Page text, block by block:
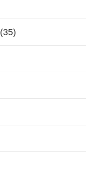
(35)